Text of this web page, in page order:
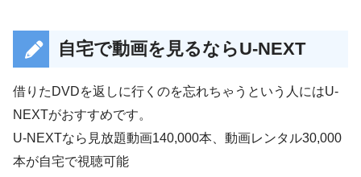
自宅で動画を見るならU-NEXT
借りたDVDを返しに行くのを忘れちゃうという人にはU-
NEXTがおすすめです。
U-NEXTなら見放題動画140,000本、動画レンタル30,000
本が自宅で視聴可能